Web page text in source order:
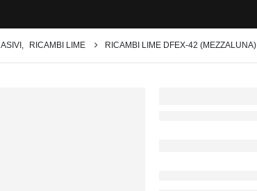
RICAMBI LIME RICAMBI LIME DFEX-42 (MEZZALUNA)